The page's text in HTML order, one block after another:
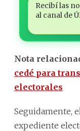
Recibí las
al canal de
Nota
cedé para
electorales
Seguidamente,
expediente